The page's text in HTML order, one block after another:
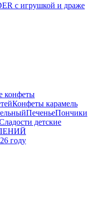
с игрушкой и драже
конфеты
Конфеты карамель
ПеченьеПончики
детские
году